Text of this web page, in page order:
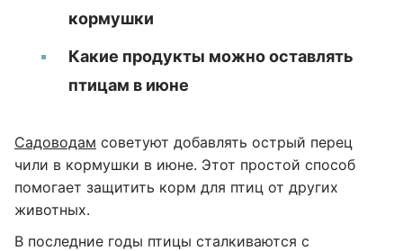
кормушки
Какие продукты можно оставлять
птицам в июне
Садоводам советуют добавлять острый перец
чили в кормушки в июне. Этот простой способ
помогает защитить корм для птиц от других
животных.
В последние годы птицы сталкиваются с